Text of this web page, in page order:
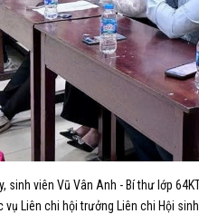
sinh viên Vũ Vân Anh - Bí thư lớp
Liên chi hội trưởng Liên chi Hội